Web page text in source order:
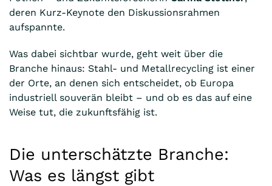
deren Kurz-Keynote den Diskussionsrahmen
aufspannte.
Was dabei sichtbar wurde, geht weit über die
Branche hinaus: Stahl- und Metallrecycling ist einer
der Orte, an denen sich entscheidet, ob Europa
industriell souverän bleibt – und ob es das auf eine
Weise tut, die zukunftsfähig ist.
Die unterschätzte Branche:
Was es längst gibt